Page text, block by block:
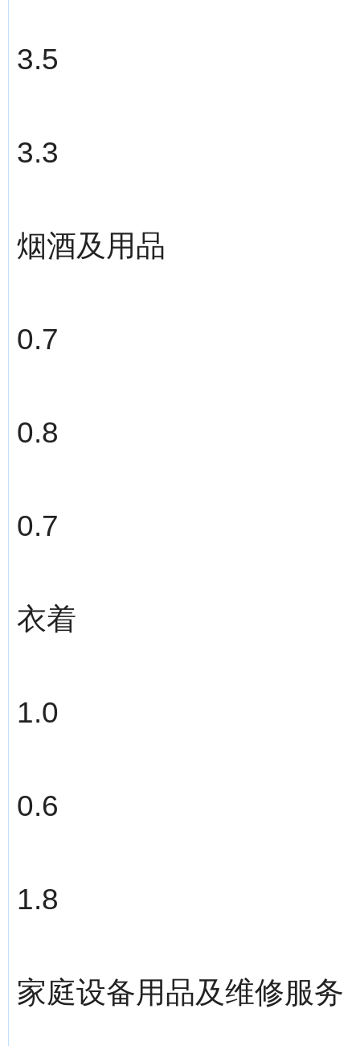
3.5
3.3
烟酒及用品
0.7
0.8
0.7
衣着
1.0
0.6
1.8
家庭设备用品及维修服务